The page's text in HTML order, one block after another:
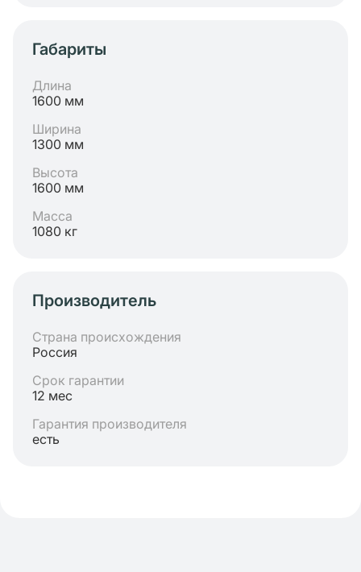
Габариты
Длина
1600 мм
Ширина
1300 мм
Высота
1600 мм
Масса
1080 кг
Производитель
Страна происхождения
Россия
Срок гарантии
12 мес
Гарантия производителя
есть